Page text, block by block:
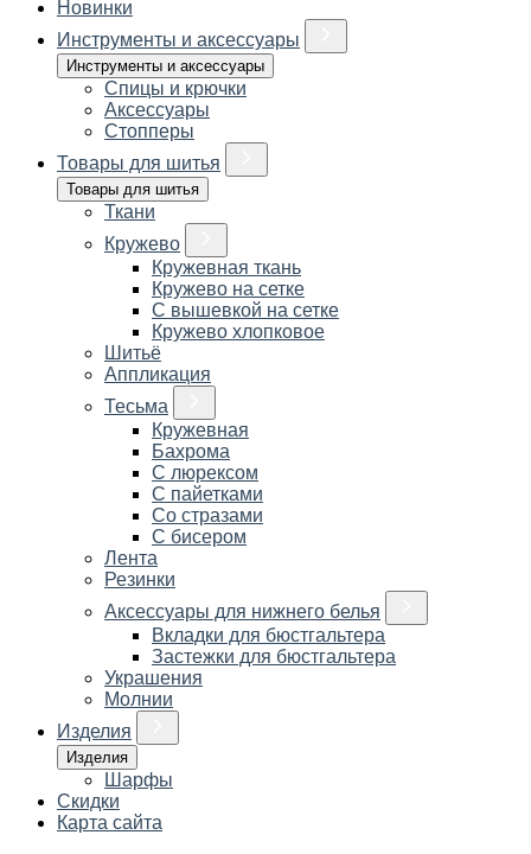
Новинки
Инструменты и аксессуары
Инструменты и аксессуары
Спицы и крючки
Аксессуары
Стопперы
Товары для шитья
Товары для шитья
Ткани
Кружево
Кружевная ткань
Кружево на сетке
С вышевкой на сетке
Кружево хлопковое
Шитьё
Аппликация
Тесьма
Кружевная
Бахрома
С люрексом
С пайетками
Со стразами
С бисером
Лента
Резинки
Аксессуары для нижнего белья
Вкладки для бюстгальтера
Застежки для бюстгальтера
Украшения
Молнии
Изделия
Изделия
Шарфы
Скидки
Карта сайта